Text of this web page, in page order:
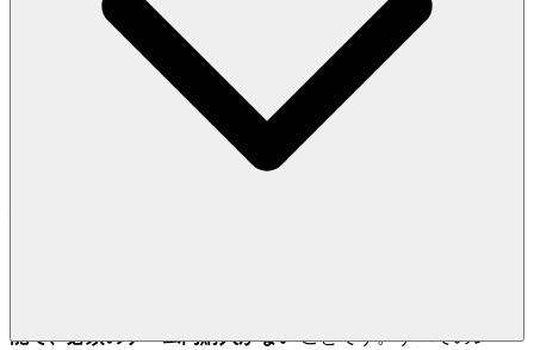
の約束です。 トレインマイナー
をプレイしたいとき、あな
たは数秒でゲームに参加できます。摩擦なし、ダウンロード
なし、インストールなし—純粋で即時の楽しさだけです。
2. 正直な楽しさ：ゼロプレッシャーの約束
真のホスピタリティとは、寛大で透明性のある体験を提供す
能で、必須のゲーム内購入がないことです。すべてのレベ